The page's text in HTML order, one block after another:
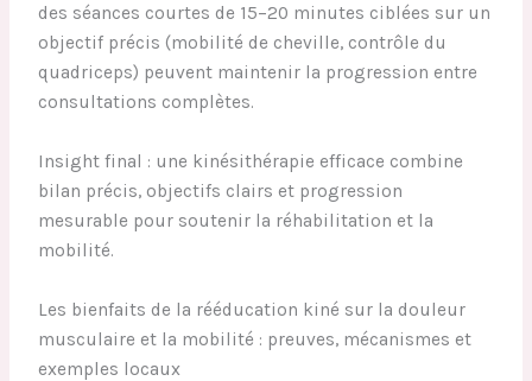
des séances courtes de 15–20 minutes ciblées sur un
objectif précis (mobilité de cheville, contrôle du
quadriceps) peuvent maintenir la progression entre
consultations complètes.
Insight final : une kinésithérapie efficace combine
bilan précis, objectifs clairs et progression
mesurable pour soutenir la réhabilitation et la
mobilité.
Les bienfaits de la rééducation kiné sur la douleur
musculaire et la mobilité : preuves, mécanismes et
exemples locaux